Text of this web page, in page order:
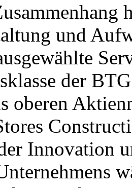
und
der
oberen
Innovation